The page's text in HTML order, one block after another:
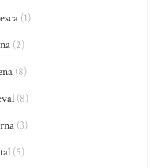
(1)
(2)
(8)
(8)
(3)
(5)